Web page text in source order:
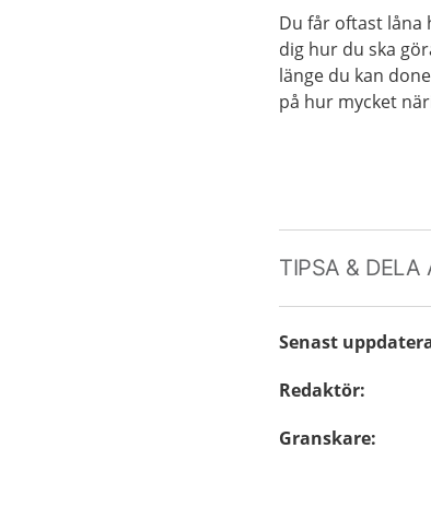
Du får oftast
dig hur du ska
länge du kan
på hur mycket
TIPSA & DELA
Senast
Redaktör:
Granskare: